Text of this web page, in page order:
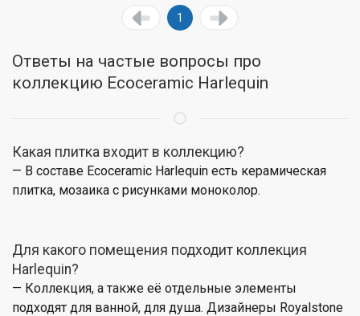
1
Ответы на частые вопросы про
коллекцию Ecoceramic Harlequin
Какая плитка входит в коллекцию?
— В составе Ecoceramic Harlequin есть керамическая
плитка, мозаика с рисунками моноколор.
Для какого помещения подходит коллекция
Harlequin?
— Коллекция, а также её отдельные элементы
подходят для ванной, для душа. Дизайнеры Royalstone